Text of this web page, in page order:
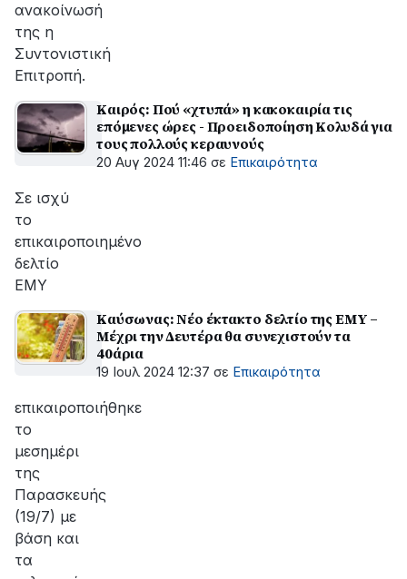
ανακοίνωσή
της η
Συντονιστική
Επιτροπή.
Καιρός: Πού «χτυπά» η κακοκαιρία τις
επόμενες ώρες - Προειδοποίηση Κολυδά για
τους πολλούς κεραυνούς
20 Αυγ 2024 11:46 σε Επικαιρότητα
Σε ισχύ
το
επικαιροποιημένο
δελτίο
ΕΜΥ
Καύσωνας: Νέο έκτακτο δελτίο της ΕΜΥ –
Μέχρι την Δευτέρα θα συνεχιστούν τα
40άρια
19 Ιουλ 2024 12:37 σε Επικαιρότητα
επικαιροποιήθηκε
το
μεσημέρι
της
Παρασκευής
(19/7) με
βάση και
τα